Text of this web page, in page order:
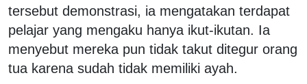
tersebut demonstrasi, ia mengatakan terdapat
pelajar yang mengaku hanya ikut-ikutan. Ia
menyebut mereka pun tidak takut ditegur orang
tua karena sudah tidak memiliki ayah.